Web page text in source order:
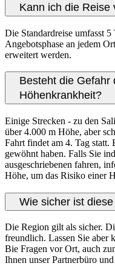
Kann ich die Reise
Die Standardreise umfasst
Angebotsphase an jedem
erweitert werden.
Besteht die Gefahr
Höhenkrankheit?
Einige Strecken - zu den
über 4.000 m Höhe, aber
Fahrt findet am 4. Tag statt.
gewöhnt haben. Falls Sie
ausgeschriebenen fahren,
Höhe, um das Risiko einer
Wie sicher ist
Die Region gilt als sicher.
freundlich. Lassen Sie aber
Bie Fragen vor Ort, auch
Ihnen unser Partnerbüro